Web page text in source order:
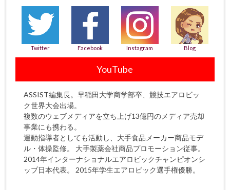
Twitter Facebook Instagram Blog
YouTube
ASSIST編集長。早稲田大学商学部卒、競技エアロビッ
ク世界大会出場。
複数のウェブメディアを立ち上げ13億円のメディア売却
事業にも携わる。
運動指導者としても活動し、大手食品メーカー商品モデ
ル・体操監修。 大手製薬会社商品プロモーション従事。
2014年インターナショナルエアロビックチャンピオンシ
ップ日本代表。 2015年学生エアロビック選手権優勝。